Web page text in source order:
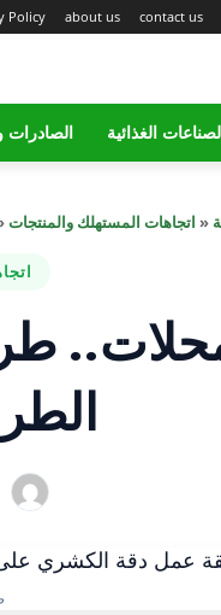
Policy about us contact us
الغذائية الصادرات
« اتجاهات المستهلك والمنتجات